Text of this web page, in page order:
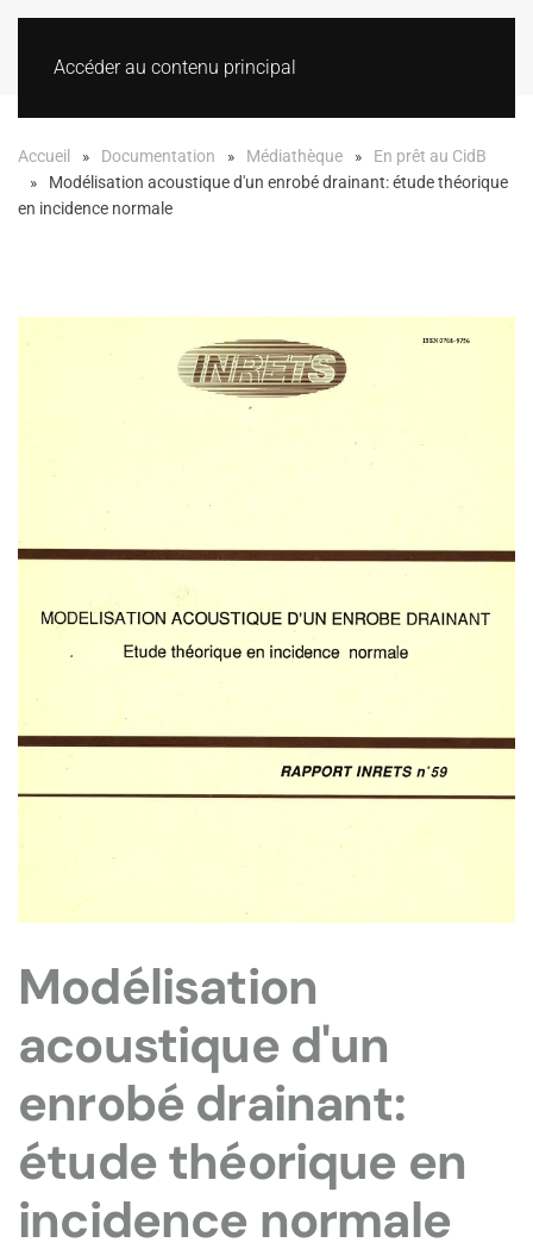
Accéder au contenu principal
Accueil Documentation Médiathèque
En prêt au CidB
Modélisation acoustique d'un enrobé drainant: étude théorique
en incidence normale
Modélisation
acoustique d'un
enrobé drainant:
étude théorique en
incidence normale